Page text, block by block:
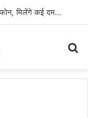
itel Ace 3 Heera : 949 में लांच हुआ नया फीचर फोन, मिलेंगे कई दमदार फीचर्स